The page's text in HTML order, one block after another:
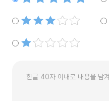
별점3개
별점1개